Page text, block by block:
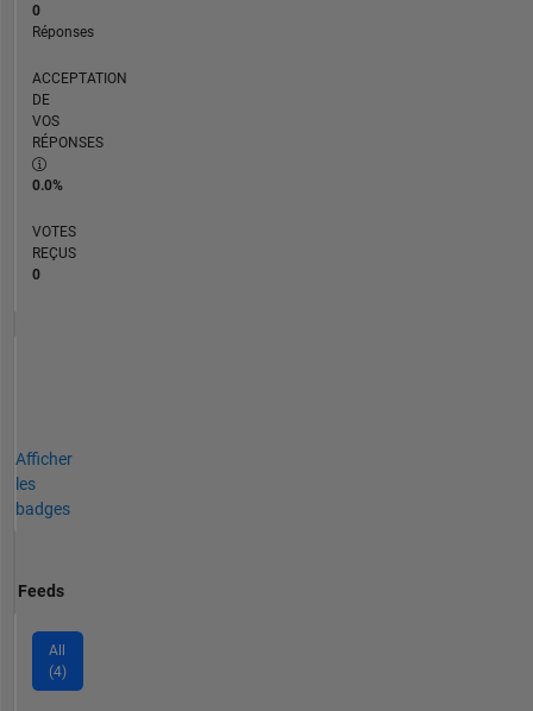
0
Réponses
ACCEPTATION
DE
VOS
RÉPONSES
0.0%
VOTES
REÇUS
0
Afficher
les
badges
Feeds
All
(4)